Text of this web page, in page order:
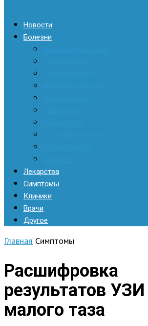
Новости
Болезни
Лекарства
Симптомы
Клиники
Врачи
Другое
Главная Симптомы
Расшифровка
результатов
малого таза